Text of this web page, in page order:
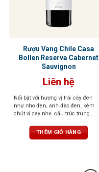
Rượu Vang Chile Casa
Bollen Reserva Cabernet
Sauvignon
Liên hệ
Nổi bật với hương vị trái cây đen
như nho đen, anh đào đen, kèm
chút vị cay nhẹ. cấu trúc trung
THÊM GIỎ HÀNG